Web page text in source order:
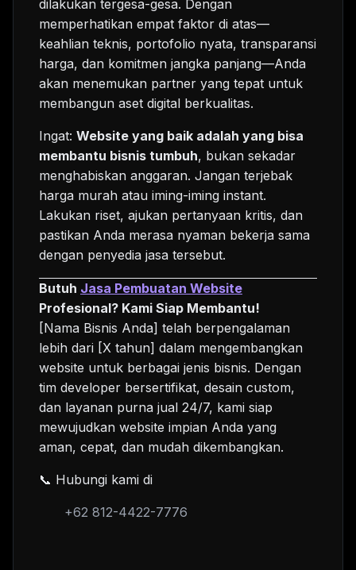
dilakukan tergesa-gesa. Dengan
memperhatikan empat faktor di atas—
keahlian teknis, portofolio nyata, transparansi
harga, dan komitmen jangka panjang—Anda
akan menemukan partner yang tepat untuk
membangun aset digital berkualitas.
Ingat: Website yang baik adalah yang bisa
membantu bisnis tumbuh, bukan sekadar
menghabiskan anggaran. Jangan terjebak
harga murah atau iming-iming instant.
Lakukan riset, ajukan pertanyaan kritis, dan
pastikan Anda merasa nyaman bekerja sama
dengan penyedia jasa tersebut.
Butuh Jasa Pembuatan Website
Profesional? Kami Siap Membantu!
[Nama Bisnis Anda] telah berpengalaman
lebih dari [X tahun] dalam mengembangkan
website untuk berbagai jenis bisnis. Dengan
tim developer bersertifikat, desain custom,
dan layanan purna jual 24/7, kami siap
mewujudkan website impian Anda yang
aman, cepat, dan mudah dikembangkan.
📞 Hubungi kami di
+62 812-4422-7776